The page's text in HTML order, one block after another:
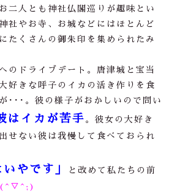
二人とも神社仏閣巡りが趣味とい
社やお寺、お城などにはほとんど
たくさんの御朱印を集められたみ
のドライブデート。唐津城と宝当
好きな呼子のイカの活き作りを食
･･･。彼の様子がおかしいので問い
はイカが苦手 。彼女の大好き
せない彼は我慢して食べておられ
やです」
と改めて私たちの前
(^▽^;)